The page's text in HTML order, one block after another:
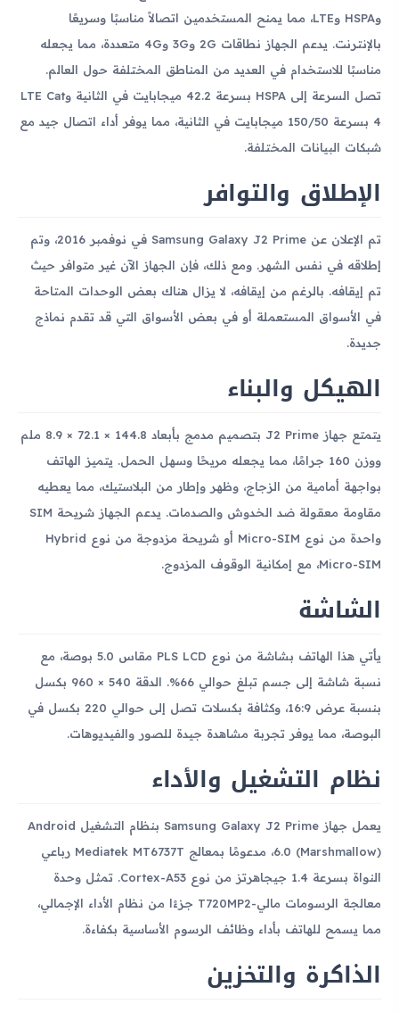
وHSPA وLTE، مما يمنح المستخدمين اتصالاً مناسبًا وسريعًا
بالإنترنت. يدعم الجهاز نطاقات 2G و3G و4G متعددة، مما يجعله
مناسبًا للاستخدام في العديد من المناطق المختلفة حول العالم.
تصل السرعة إلى HSPA بسرعة 42.2 ميجابايت في الثانية وLTE Cat
4 بسرعة 150/50 ميجابايت في الثانية، مما يوفر أداء اتصال جيد مع
شبكات البيانات المختلفة.
الإطلاق والتوافر
تم الإعلان عن Samsung Galaxy J2 Prime في نوفمبر 2016، وتم
إطلاقه في نفس الشهر. ومع ذلك، فإن الجهاز الآن غير متوافر حيث
تم إيقافه. بالرغم من إيقافه، لا يزال هناك بعض الوحدات المتاحة
في الأسواق المستعملة أو في بعض الأسواق التي قد تقدم نماذج
جديدة.
الهيكل والبناء
يتمتع جهاز J2 Prime بتصميم مدمج بأبعاد 144.8 × 72.1 × 8.9 ملم
ووزن 160 جرامًا، مما يجعله مريحًا وسهل الحمل. يتميز الهاتف
بواجهة أمامية من الزجاج، وظهر وإطار من البلاستيك، مما يعطيه
مقاومة معقولة ضد الخدوش والصدمات. يدعم الجهاز شريحة SIM
واحدة من نوع Micro-SIM أو شريحة مزدوجة من نوع Hybrid
Micro-SIM، مع إمكانية الوقوف المزدوج.
الشاشة
يأتي هذا الهاتف بشاشة من نوع PLS LCD مقاس 5.0 بوصة، مع
نسبة شاشة إلى جسم تبلغ حوالي 66%. الدقة 540 × 960 بكسل
بنسبة عرض 16:9، وكثافة بكسلات تصل إلى حوالي 220 بكسل في
البوصة، مما يوفر تجربة مشاهدة جيدة للصور والفيديوهات.
نظام التشغيل والأداء
يعمل جهاز Samsung Galaxy J2 Prime بنظام التشغيل Android
6.0 (Marshmallow)، مدعومًا بمعالج Mediatek MT6737T رباعي
النواة بسرعة 1.4 جيجاهرتز من نوع Cortex-A53. تمثل وحدة
معالجة الرسومات مالي-T720MP2 جزءًا من نظام الأداء الإجمالي،
مما يسمح للهاتف بأداء وظائف الرسوم الأساسية بكفاءة.
الذاكرة والتخزين